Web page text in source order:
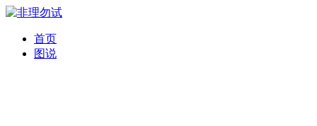
首页
图说